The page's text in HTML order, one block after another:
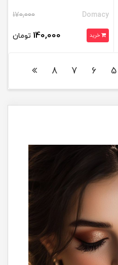
Domacy
170,000
خرید 140,000 تومان
5
6
7
8